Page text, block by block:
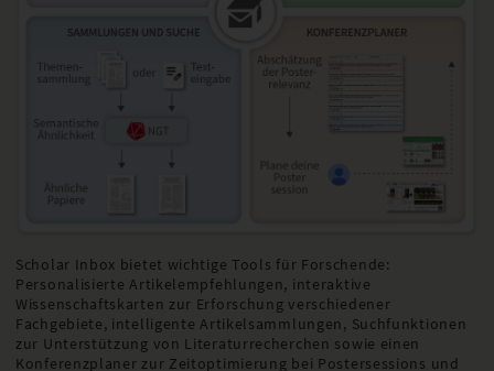
Scholar Inbox bietet wichtige Tools für Forschende:
Personalisierte Artikelempfehlungen, interaktive
Wissenschaftskarten zur Erforschung verschiedener
Fachgebiete, intelligente Artikelsammlungen, Suchfunktionen
zur Unterstützung von Literaturrecherchen sowie einen
Konferenzplaner zur Zeitoptimierung bei Postersessions und